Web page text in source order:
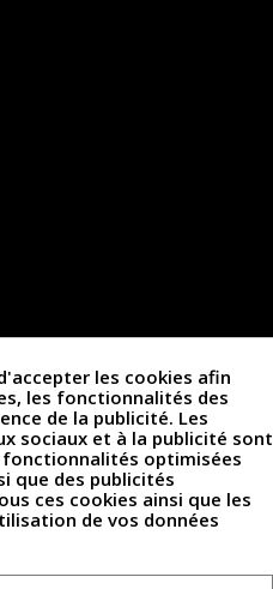
les cookies afin
les fonctionnalités des
de la publicité. Les
sociaux et à la publicité sont
optimisées
que des publicités
ces cookies ainsi que les
de vos données